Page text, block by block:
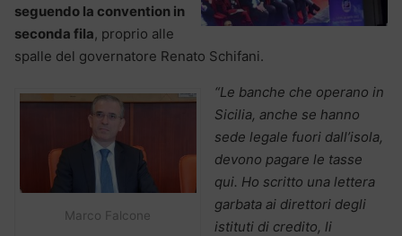
seguendo la convention in
seconda fila, proprio alle
spalle del governatore Renato Schifani.
Marco Falcone
“Le banche che operano in
Sicilia, anche se hanno
sede legale fuori dall’isola,
devono pagare le tasse
qui. Ho scritto una lettera
garbata ai direttori degli
istituti di credito, li